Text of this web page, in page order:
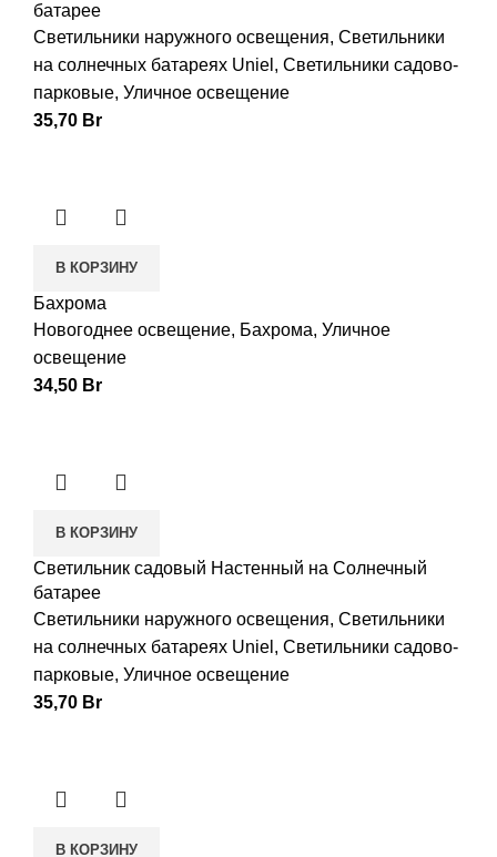
батарее
Светильники наружного освещения, Светильники
на солнечных батареях Uniel , Светильники садово-
парковые, Уличное освещение
35,70 Br
В КОРЗИНУ
Бахрома
Новогоднее освещение, Бахрома, Уличное
освещение
34,50 Br
В КОРЗИНУ
Светильник садовый Настенный на Солнечный
батарее
Светильники наружного освещения, Светильники
на солнечных батареях Uniel , Светильники садово-
парковые, Уличное освещение
35,70 Br
В КОРЗИНУ